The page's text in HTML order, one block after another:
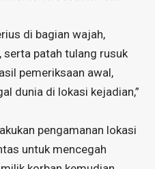
di bagian wajah,
patah tulang rusuk
pemeriksaan awal,
dunia di lokasi kejadian,”
pengamanan lokasi
untuk mencegah